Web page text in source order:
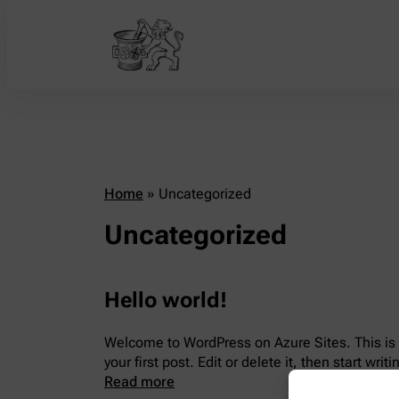
Home » Uncategorized
Uncategorized
Hello world!
Welcome to WordPress on Azure Sites. This is
your first post. Edit or delete it, then start
Read more